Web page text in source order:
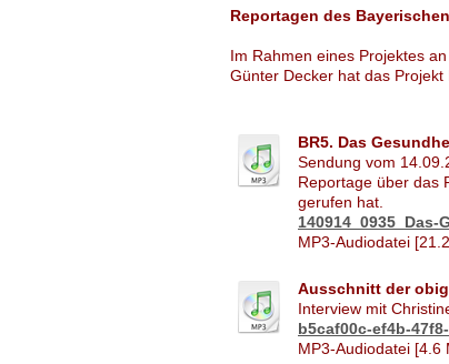
Reportagen des
Im Rahmen eines Projektes
Günter Decker hat das Projekt
BR5. Das
Sendung vom
Reportage über das
gerufen hat.
MP3-Audiodatei
Ausschnitt der
Interview mit
b5caf00c-ef4b-
MP3-Audiodatei [4.6